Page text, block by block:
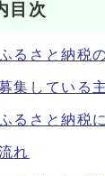
目次
るさと納税
集している
るさと納税
れ